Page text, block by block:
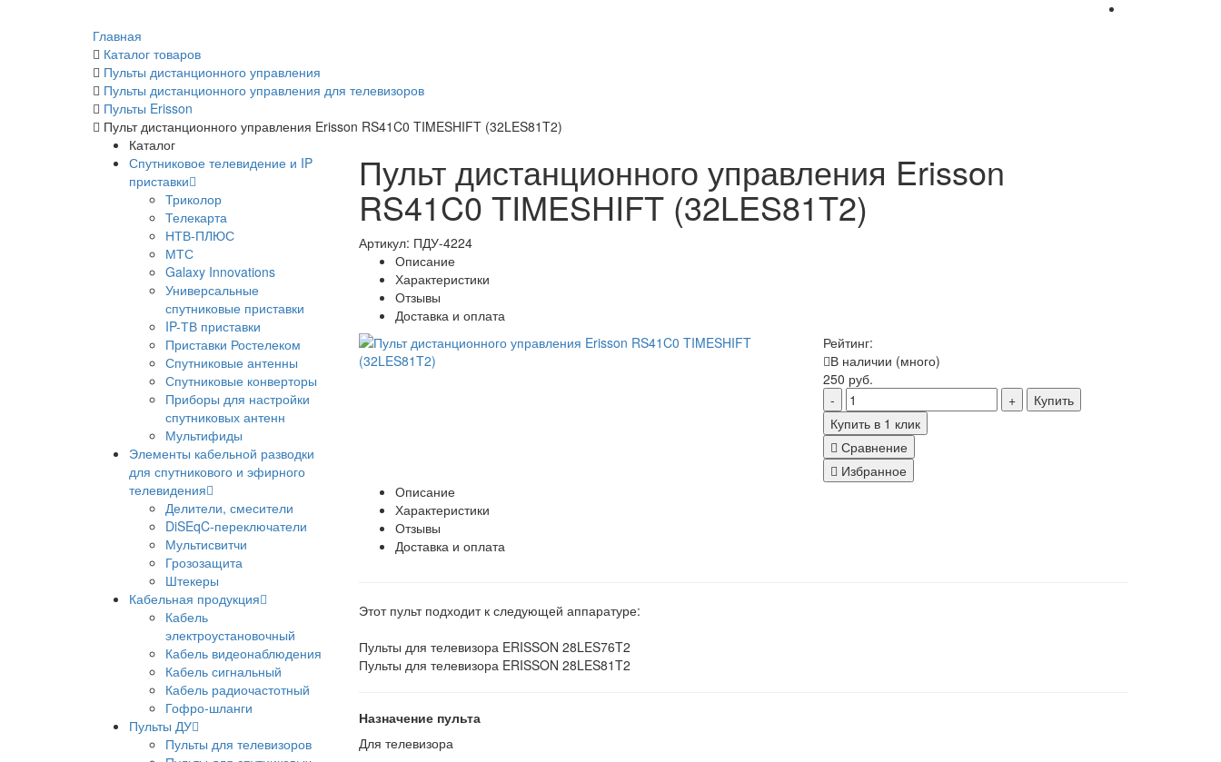
Главная
Каталог товаров
Пульты дистанционного управления
Пульты дистанционного управления для телевизоров
Пульты Erisson
Пульт дистанционного управления Erisson RS41C0 TIMESHIFT (32LES81T2)
Каталог
Спутниковое телевидение и IP
приставки
Триколор
Телекарта
НТВ-ПЛЮС
МТС
Galaxy Innovations
Универсальные
спутниковые приставки
IP-ТВ приставки
Приставки Ростелеком
Спутниковые антенны
Спутниковые конверторы
Приборы для настройки
спутниковых антенн
Мультифиды
Элементы кабельной разводки
для спутникового и эфирного
телевидения
Делители, смесители
DiSEqC-переключатели
Мультисвитчи
Грозозащита
Штекеры
Кабельная продукция
Кабель
электроустановочный
Кабель видеонаблюдения
Кабель сигнальный
Кабель радиочастотный
Гофро-шланги
Пульты ДУ
Пульты для телевизоров
Пульт дистанционного управления Erisson
RS41C0 TIMESHIFT (32LES81T2)
Артикул: ПДУ-4224
Описание
Характеристики
Отзывы
Доставка и оплата
Рейтинг:
В наличии (много)
250 руб.
Купить
Купить в 1 клик
Сравнение
Избранное
Описание
Характеристики
Отзывы
Доставка и оплата
Этот пульт подходит к следующей аппаратуре:
Пульты для телевизора ERISSON 28LES76T2
Пульты для телевизора ERISSON 28LES81T2
Назначение пульта
Для телевизора